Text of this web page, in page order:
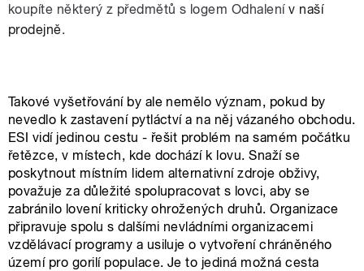
koupíte některý z předmětů s logem Odhalenív naší
prodejně.
Takové vyšetřování by ale nemělo význam, pokud by
nevedlo k zastavení pytláctví a na něj vázaného obchodu.
ESI vidí jedinou cestu - řešit problém na samém počátku
řetězce, v místech, kde dochází k lovu. Snaží se
poskytnout místním lidem alternativní zdroje obživy,
považuje za důležité spolupracovat s lovci, aby se
zabránilo lovení kriticky ohrožených druhů. Organizace
připravuje spolu s dalšími nevládními organizacemi
vzdělávací programy a usiluje o vytvoření chráněného
území pro gorilí populace. Je to jediná možná cesta